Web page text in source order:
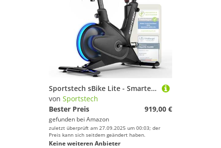
Sportstech sBike Lite - Smartes Heimtrainer Fahrrad mit LED - Deutsche Qualitätsmarke - App mit Kursen und 360° Tablet-Halterung für Full Body Workout - Ergometer
von Sportstech
Bester Preis
919,00 €
gefunden bei Amazon
zuletzt überprüft am 27.09.2025 um 00:03; der
Preis kann sich seitdem geändert haben.
Keine weiteren Anbieter